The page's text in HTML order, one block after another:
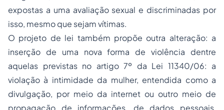
expostas a uma avaliação sexual e discriminadas por
isso, mesmo que sejam vítimas.
O projeto de lei também propõe outra alteração: a
inserção de uma nova forma de violência dentre
aquelas previstas no artigo 7º da Lei 11340/06: a
violação à intimidade da mulher, entendida como a
divulgação, por meio da internet ou outro meio de